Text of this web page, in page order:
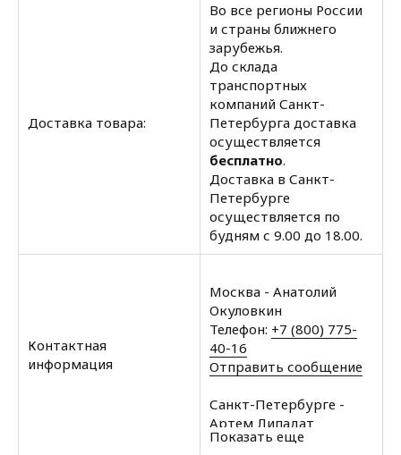
Доставка товара:
Во все регионы России
и страны ближнего
зарубежья.
До склада
транспортных
компаний Санкт-
Петербурга доставка
осуществляется
бесплатно.
Доставка в Санкт-
Петербурге
осуществляется по
будням с 9.00 до 18.00.
Контактная
информация
Москва - Анатолий
Окуловкин
Телефон: +7 (800) 775-
40-16
Отправить сообщение
Санкт-Петербурге -
Артем Липадат
Телефон:+7 (812) 602-
Показать еще